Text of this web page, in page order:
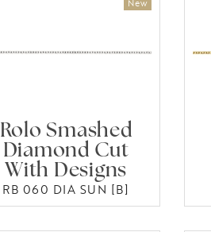
Rolo Smashed
Diamond Cut
With Designs
RB 060 DIA SUN [B]